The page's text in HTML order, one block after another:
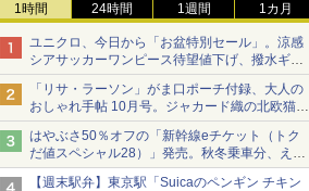
1時間 24時間 1週間 1カ月
ユニクロ、今日から「お盆特別セール」。涼感
シアサッカーワンピース待望値下げ、撥水ギア
ショーツは1990円に
「リサ・ラーソン」がま口ポーチ付録、大人の
おしゃれ手帖 10月号。ジャカード織の北欧猫デ
ザイン
はやぶさ50％オフの「新幹線eチケット（トク
だ値スペシャル28）」発売。秋冬乗車分、えき
ねっと限定
【週末駅弁】東京駅「Suicaのペンギン チキン